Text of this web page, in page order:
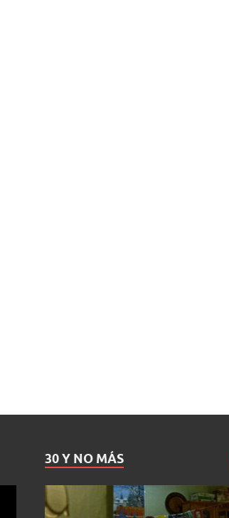
30 Y NO MÁS